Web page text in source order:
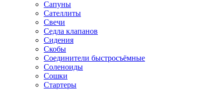
Сапуны
Сателлиты
Свечи
Седла клапанов
Сидения
Скобы
Соединители быстросъёмные
Соленоиды
Сошки
Стартеры